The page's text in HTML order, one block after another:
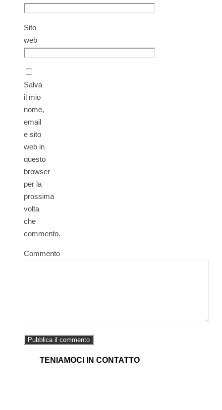
Sito
web
Salva
il mio
nome,
email
e sito
web in
questo
browser
per la
prossima
volta
che
commento.
Commento
TENIAMOCI IN CONTATTO